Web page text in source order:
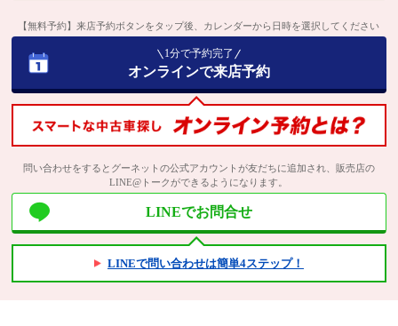
【無料予約】来店予約ボタンをタップ後、カレンダーから日時を選択してください
1分で予約完了
オンラインで来店予約
問い合わせをするとグーネットの公式アカウントが友だちに追加され、販売店の
LINE@トークができるようになります。
LINEでお問合せ
LINEで問い合わせは簡単4ステップ！